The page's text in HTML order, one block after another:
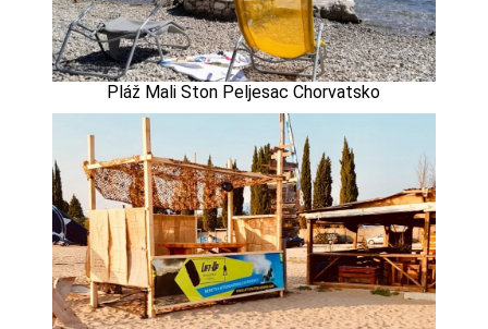
Pláž Mali Ston Peljesac Chorvatsko